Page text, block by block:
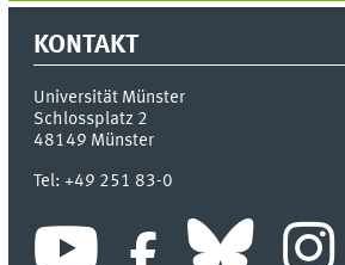
KONTAKT
Universität Münster
Schlossplatz 2
48149 Münster
Tel:+49 251 83-0